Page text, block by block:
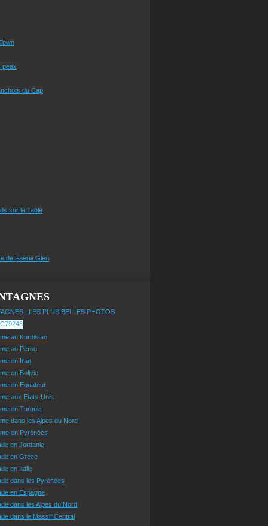
peak
du Cap
sur la Table
de Faerie Glen
: LES PLUS BELLES PHOTOS
au Kurdistan
au Pérou
en Iran
en Bolivie
en Equateur
aux Etats-Unis
en Turquie
dans les Alpes du Nord
en Pyrénées
en Jordanie
en Grèce
en Italie
dans les Pyrénées
en Espagne
dans les Alpes du Nord
dans le Massif Central